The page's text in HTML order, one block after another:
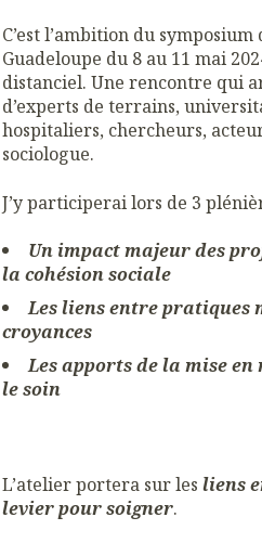
C’est l’ambition du symposium
Guadeloupe du 8 au 11 mai
distanciel. Une rencontre qui
d’experts de terrains,
hospitaliers, chercheurs,
sociologue.
J’y participerai lors de 3
Un impact majeur des
la cohésion sociale
Les liens entre pratiques
croyances
Les apports de la mise
le soin
L’atelier portera sur les liens
levier pour soigner.